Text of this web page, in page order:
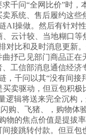
千问“全网比价”时
系统、售后履约这
AI操做。然后有针
云计较、当地糊口
对比和及时消息更
抒己见部门商品正
工信部消息通信经
千问以其“没有间
卖驱动，但豆包积
逻辑将送来完全沉
、飞猪、，购物体
的焦点价值是提拔
接跳转付款。但豆